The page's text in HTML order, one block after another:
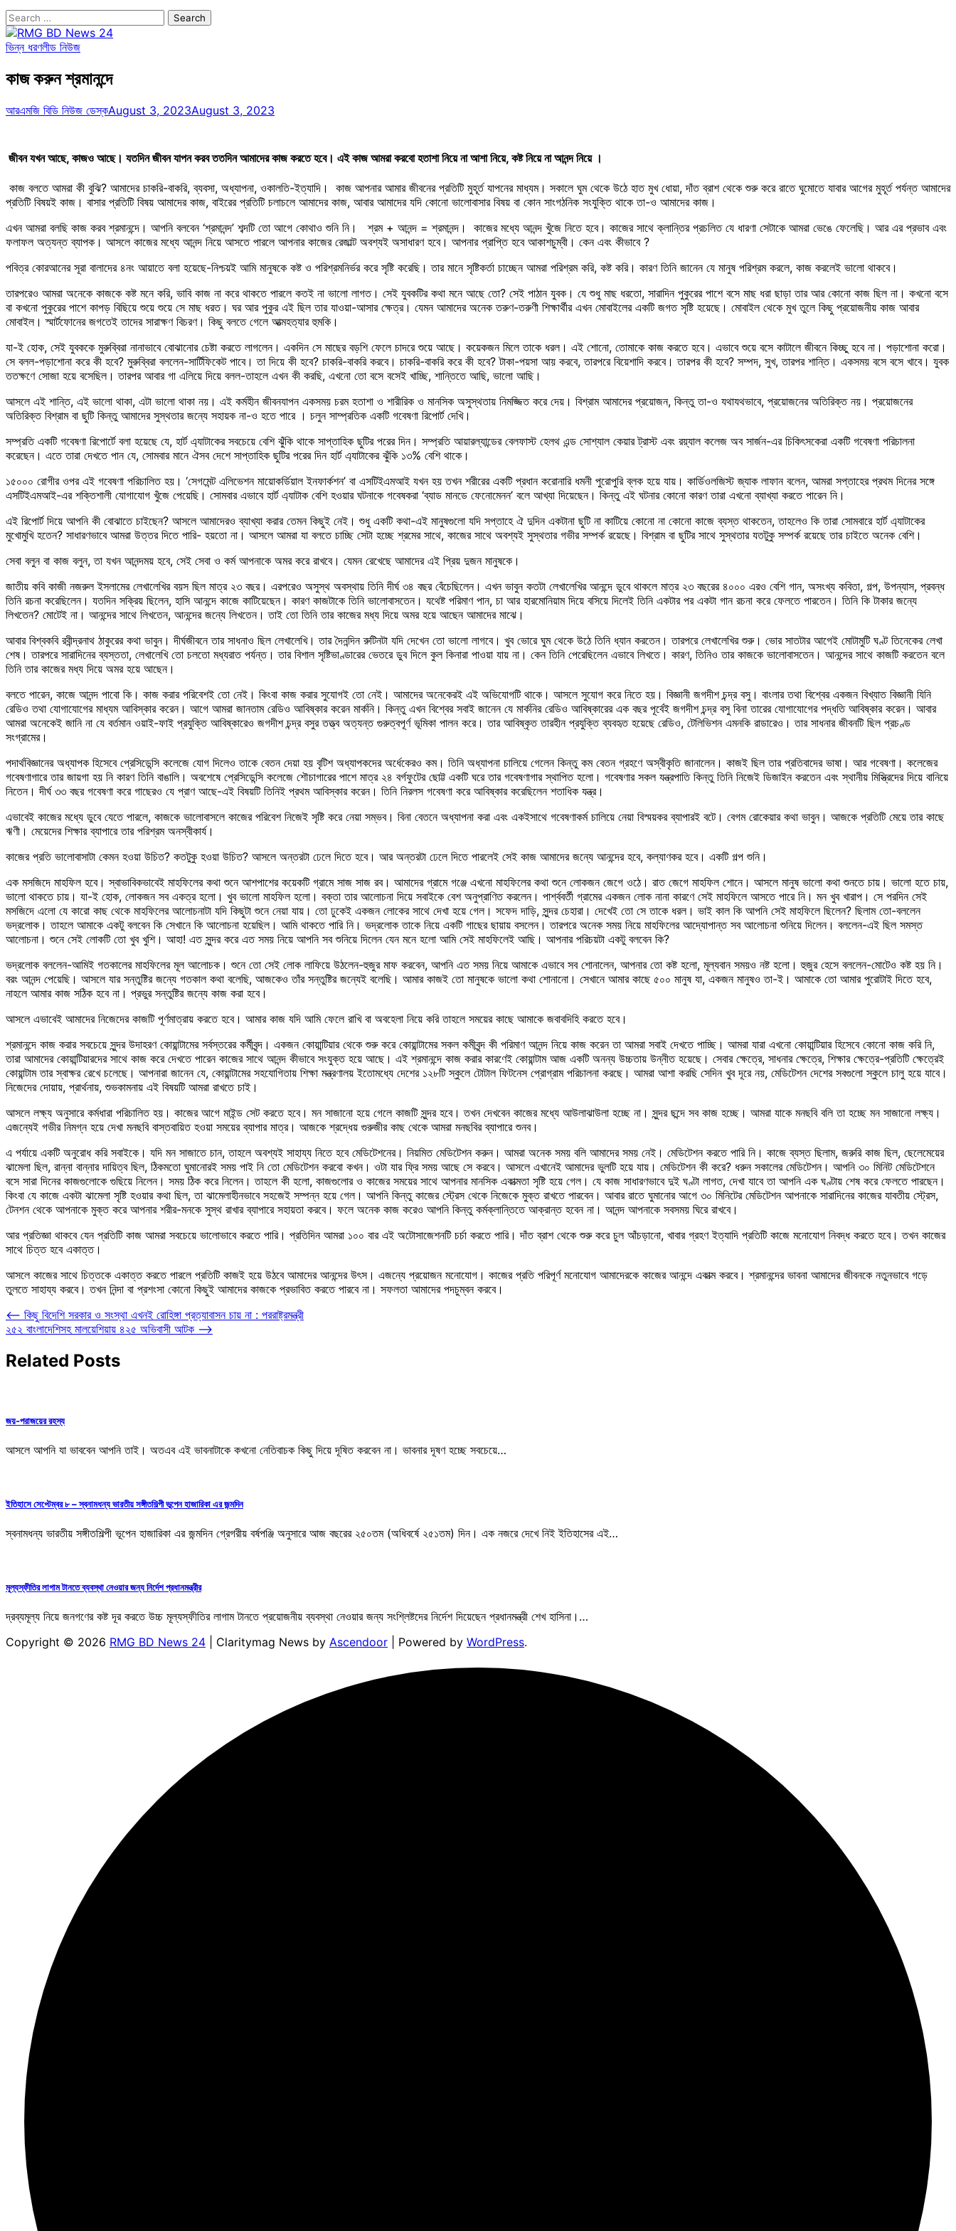
Search
for:
ভিন্ন ধরণলীড নিউজ
কাজ করুন শ্রমানন্দে
আরএমজি বিডি নিউজ ডেস্কAugust 3, 2023August 3, 2023
জীবন যখন আছে, কাজও আছে। যতদিন জীবন যাপন করব ততদিন আমাদের কাজ করতে হবে। এই কাজ আমরা করবো হতাশা নিয়ে না আশা নিয়ে, কষ্ট নিয়ে না আনন্দ নিয়ে ।
কাজ বলতে আমরা কী বুঝি? আমাদের চাকরি-বাকরি, ব্যবসা, অধ্যাপনা, ওকালতি-ইত্যাদি। কাজ আপনার আমার জীবনের প্রতিটি মুহূর্ত যাপনের মাধ্যম। সকালে ঘুম থেকে উঠে হাত মুখ ধোয়া, দাঁত ব্রাশ থেকে শুরু করে রাতে ঘুমোতে যাবার আগের মুহূর্ত পর্যন্ত আমাদের
প্রতিটি বিষয়ই কাজ। বাসার প্রতিটি বিষয় আমাদের কাজ, বাইরের প্রতিটি চলাচলে আমাদের কাজ, আবার আমাদের যদি কোনো ভালোবাসার বিষয় বা কোন সাংগঠনিক সংযুক্তি থাকে তা-ও আমাদের কাজ।
এখন আমরা বলছি কাজ করব শ্রমানন্দে। আপনি বলবেন ‘শ্রমানন্দ’ শব্দটি তো আগে কোথাও শুনি নি। শ্রম + আনন্দ = শ্রমানন্দ। কাজের মধ্যে আনন্দ খুঁজে নিতে হবে। কাজের সাথে ক্লান্তির প্রচলিত যে ধারণা সেটাকে আমরা ভেঙে ফেলেছি। আর এর প্রভাব এবং
ফলাফল অত্যন্ত ব্যাপক। আসলে কাজের মধ্যে আনন্দ নিয়ে আসতে পারলে আপনার কাজের রেজাল্ট অবশ্যই অসাধারণ হবে। আপনার প্রাপ্তি হবে আকাশচুম্বী। কেন এবং কীভাবে ?
পবিত্র কোরআনের সূরা বালাদের ৪নং আয়াতে বলা হয়েছে-নিশ্চয়ই আমি মানুষকে কষ্ট ও পরিশ্রমনির্ভর করে সৃষ্টি করেছি। তার মানে সৃষ্টিকর্তা চাচ্ছেন আমরা পরিশ্রম করি, কষ্ট করি। কারণ তিনি জানেন যে মানুষ পরিশ্রম করলে, কাজ করলেই ভালো থাকবে।
তারপরেও আমরা অনেকে কাজকে কষ্ট মনে করি, ভাবি কাজ না করে থাকতে পারলে কতই না ভালো লাগত। সেই যুবকটির কথা মনে আছে তো? সেই পাঠান যুবক। যে শুধু মাছ ধরতো, সারাদিন পুকুরের পাশে বসে মাছ ধরা ছাড়া তার আর কোনো কাজ ছিল না। কখনো বসে
বা কখনো পুকুরের পাশে কাপড় বিছিয়ে শুয়ে শুয়ে সে মাছ ধরত। ঘর আর পুকুর এই ছিল তার যাওয়া-আসার ক্ষেত্র। যেমন আমাদের অনেক তরুণ-তরুণী শিক্ষার্থীর এখন মোবাইলের একটি জগত সৃষ্টি হয়েছে। মোবাইল থেকে মুখ তুলে কিছু প্রয়োজনীয় কাজ আবার
মোবাইল। স্মার্টফোনের জগতেই তাদের সারাক্ষণ বিচরণ। কিছু বলতে গেলে আত্মহত্যার হুমকি।
যা-ই হোক, সেই যুবককে মুরুব্বিরা নানাভাবে বোঝানোর চেষ্টা করতে লাগলেন। একদিন সে মাছের বড়শি ফেলে চাদরে শুয়ে আছে। কয়েকজন মিলে তাকে ধরল। এই শোনো, তোমাকে কাজ করতে হবে। এভাবে শুয়ে বসে কাটালে জীবনে কিচ্ছু হবে না। পড়াশোনা করো।
সে বলল-পড়াশোনা করে কী হবে? মুরুব্বিরা বললেন-সার্টিফিকেট পাবে। তা দিয়ে কী হবে? চাকরি-বাকরি করবে। চাকরি-বাকরি করে কী হবে? টাকা-পয়সা আয় করবে, তারপরে বিয়েশাদি করবে। তারপর কী হবে? সম্পদ, সুখ, তারপর শান্তি। একসময় বসে বসে খাবে। যুবক
ততক্ষণে সোজা হয়ে বসেছিল। তারপর আবার গা এলিয়ে দিয়ে বলল-তাহলে এখন কী করছি, এখনো তো বসে বসেই খাচ্ছি, শান্তিতে আছি, ভালো আছি।
আসলে এই শান্তি, এই ভালো থাকা, এটা ভালো থাকা নয়। এই কর্মহীন জীবনযাপন একসময় চরম হতাশা ও শারীরিক ও মানসিক অসুস্থতায় নিমজ্জিত করে দেয়। বিশ্রাম আমাদের প্রয়োজন, কিন্তু তা-ও যথাযথভাবে, প্রয়োজনের অতিরিক্ত নয়। প্রয়োজনের
অতিরিক্ত বিশ্রাম বা ছুটি কিন্তু আমাদের সুস্থতার জন্যে সহায়ক না-ও হতে পারে । চলুন সাম্প্রতিক একটি গবেষণা রিপোর্ট দেখি।
সম্প্রতি একটি গবেষণা রিপোর্টে বলা হয়েছে যে, হার্ট এ্যাটাকের সবচেয়ে বেশি ঝুঁকি থাকে সাপ্তাহিক ছুটির পরের দিন। সম্প্রতি আয়ারল্যান্ডের বেলফাস্ট হেলথ এন্ড সোশ্যাল কেয়ার ট্রাস্ট এবং রয়্যাল কলেজ অব সার্জন-এর চিকিৎসকেরা একটি গবেষণা পরিচালনা
করেছেন। এতে তারা দেখতে পান যে, সোমবার মানে ঐসব দেশে সাপ্তাহিক ছুটির পরের দিন হার্ট এ্যাটাকের ঝুঁকি ১৩% বেশি থাকে।
১৫০০০ রোগীর ওপর এই গবেষণা পরিচালিত হয়। ‘সেগমেন্ট এলিভেশন মায়োকর্ডিয়াল ইনফার্কশন’ বা এসটিইএমআই যখন হয় তখন শরীরের একটি প্রধান করোনারি ধমনী পুরোপুরি ব্লক হয়ে যায়। কার্ডিওলজিস্ট জ্যাক লাফান বলেন, আমরা সপ্তাহের প্রথম দিনের সঙ্গে
এসটিইএমআই-এর শক্তিশালী যোগাযোগ খুঁজে পেয়েছি। সোমবার এভাবে হার্ট এ্যাটাক বেশি হওয়ার ঘটনাকে গবেষকরা ‘ব্যাড মানডে ফেনোমেনন’ বলে আখ্যা দিয়েছেন। কিন্তু এই ঘটনার কোনো কারণ তারা এখনো ব্যাখ্যা করতে পারেন নি।
এই রিপোর্ট দিয়ে আপনি কী বোঝাতে চাইছেন? আসলে আমাদেরও ব্যাখ্যা করার তেমন কিছুই নেই। শুধু একটি কথা-এই মানুষগুলো যদি সপ্তাহে ঐ দুদিন একটানা ছুটি না কাটিয়ে কোনো না কোনো কাজে ব্যস্ত থাকতেন, তাহলেও কি তারা সোমবারে হার্ট এ্যাটাকের
মুখোমুখি হতেন? সাধারণভাবে আমরা উত্তর দিতে পারি- হয়তো না। আসলে আমরা যা বলতে চাচ্ছি সেটা হচ্ছে শ্রমের সাথে, কাজের সাথে অবশ্যই সুস্থতার গভীর সম্পর্ক রয়েছে। বিশ্রাম বা ছুটির সাথে সুস্থতার যতটুকু সম্পর্ক রয়েছে তার চাইতে অনেক বেশি।
সেবা বলুন বা কাজ বলুন, তা যখন আনন্দময় হবে, সেই সেবা ও কর্ম আপনাকে অমর করে রাখবে। যেমন রেখেছে আমাদের এই প্রিয় দুজন মানুষকে।
জাতীয় কবি কাজী নজরুল ইসলামের লেখালেখির বয়স ছিল মাত্র ২৩ বছর। এরপরেও অসুস্থ অবস্থায় তিনি দীর্ঘ ৩৪ বছর বেঁচেছিলেন। এখন ভাবুন কতটা লেখালেখির আনন্দে ডুবে থাকলে মাত্র ২৩ বছরের ৪০০০ এরও বেশি গান, অসংখ্য কবিতা, গল্প, উপন্যাস, প্রবন্ধ
তিনি রচনা করেছিলেন। যতদিন সক্রিয় ছিলেন, হাসি আনন্দে কাজে কাটিয়েছেন। কারণ কাজটাকে তিনি ভালোবাসতেন। যথেষ্ট পরিমাণ পান, চা আর হারমোনিয়াম দিয়ে বসিয়ে দিলেই তিনি একটার পর একটা গান রচনা করে ফেলতে পারতেন। তিনি কি টাকার জন্যে
লিখতেন? মোটেই না। আনন্দের সাথে লিখতেন, আনন্দের জন্যে লিখতেন। তাই তো তিনি তার কাজের মধ্য দিয়ে অমর হয়ে আছেন আমাদের মাঝে।
আবার বিশ্বকবি রবীন্দ্রনাথ ঠাকুরের কথা ভাবুন। দীর্ঘজীবনে তার সাধনাও ছিল লেখালেখি। তার দৈনন্দিন রুটিনটা যদি দেখেন তো ভালো লাগবে। খুব ভোরে ঘুম থেকে উঠে তিনি ধ্যান করতেন। তারপরে লেখালেখির শুরু। ভোর সাতটার আগেই মোটামুটি ঘণ্ট তিনেকের লেখা
শেষ। তারপরে সারাদিনের ব্যস্ততা, লেখালেখি তো চলতো মধ্যরাত পর্যন্ত। তার বিশাল সৃষ্টিভাণ্ডারের ভেতরে ডুব দিলে কুল কিনারা পাওয়া যায় না। কেন তিনি পেরেছিলেন এভাবে লিখতে। কারণ, তিনিও তার কাজকে ভালোবাসতেন। আনন্দের সাথে কাজটি করতেন বলে
তিনি তার কাজের মধ্য দিয়ে অমর হয়ে আছেন।
বলতে পারেন, কাজে আনন্দ পাবো কি। কাজ করার পরিবেশই তো নেই। কিংবা কাজ করার সুযোগই তো নেই। আমাদের অনেকেরই এই অভিযোগটি থাকে। আসলে সুযোগ করে নিতে হয়। বিজ্ঞানী জগদীশ চন্দ্র বসু। বাংলার তথা বিশ্বের একজন বিখ্যাত বিজ্ঞানী যিনি
রেডিও তথা যোগাযোগের মাধ্যম আবিস্কার করেন। আগে আমরা জানতাম রেডিও আবিষ্কার করেন মার্কনি। কিন্তু এখন বিশ্বের সবাই জানেন যে মার্কনির রেডিও আবিষ্কারের এক বছর পূর্বেই জগদীশ চন্দ্র বসু বিনা তারের যোগাযোগের পদ্ধতি আবিষ্কার করেন। আবার
আমরা অনেকেই জানি না যে বর্তমান ওয়াই-ফাই প্রযুক্তি আবিষ্কারেও জগদীশ চন্দ্র বসুর তত্ত্ব অত্যন্ত গুরুত্বপূর্ণ ভূমিকা পালন করে। তার আবিষ্কৃত তারহীন প্রযুক্তি ব্যবহৃত হয়েছে রেডিও, টেলিভিশন এমনকি রাডারেও। তার সাধনার জীবনটি ছিল প্রচণ্ড
সংগ্রামের।
পদার্থবিজ্ঞানের অধ্যাপক হিসেবে প্রেসিডেন্সি কলেজে যোগ দিলেও তাকে বেতন দেয়া হয় বৃটিশ অধ্যাপকদের অর্ধেকেরও কম। তিনি অধ্যাপনা চালিয়ে গেলেন কিন্তু কম বেতন গ্রহণে অস্বীকৃতি জানালেন। কাজই ছিল তার প্রতিবাদের ভাষা। আর গবেষণা। কলেজের
গবেষণাগারে তার জায়গা হয় নি কারণ তিনি বাঙালি। অবশেষে প্রেসিডেন্সি কলেজে শৌচাগারের পাশে মাত্র ২৪ বর্গফুটের ছোট্ট একটি ঘরে তার গবেষণাগার স্থাপিত হলো। গবেষণার সকল যন্ত্রপাতি কিন্তু তিনি নিজেই ডিজাইন করতেন এবং স্থানীয় মিস্ত্রিদের দিয়ে বানিয়ে
নিতেন। দীর্ঘ ৩৩ বছর গবেষণা করে গাছেরও যে প্রাণ আছে-এই বিষয়টি তিনিই প্রথম আবিস্কার করেন। তিনি নিরলস গবেষণা করে আবিষ্কার করেছিলেন শতাধিক যন্ত্র।
এভাবেই কাজের মধ্যে ডুবে যেতে পারলে, কাজকে ভালোবাসলে কাজের পরিবেশ নিজেই সৃষ্টি করে নেয়া সম্ভব। বিনা বেতনে অধ্যাপনা করা এবং একইসাথে গবেষণাকর্ম চালিয়ে নেয়া বিস্ময়কর ব্যাপারই বটে। বেগম রোকেয়ার কথা ভাবুন। আজকে প্রতিটি মেয়ে তার কাছে
ঋণী। মেয়েদের শিক্ষার ব্যাপারে তার পরিশ্রম অনস্বীকার্য।
কাজের প্রতি ভালোবাসাটা কেমন হওয়া উচিত? কতটুকু হওয়া উচিত? আসলে অন্তরটা ঢেলে দিতে হবে। আর অন্তরটা ঢেলে দিতে পারলেই সেই কাজ আমাদের জন্যে আনন্দের হবে, কল্যাণকর হবে। একটি গল্প শুনি।
এক মসজিদে মাহফিল হবে। স্বাভাবিকভাবেই মাহফিলের কথা শুনে আশপাশের কয়েকটি গ্রামে সাজ সাজ রব। আমাদের গ্রামে গঞ্জে এখনো মাহফিলের কথা শুনে লোকজন জেগে ওঠে। রাত জেগে মাহফিল শোনে। আসলে মানুষ ভালো কথা শুনতে চায়। ভালো হতে চায়,
ভালো থাকতে চায়। যা-ই হোক, লোকজন সব একত্র হলো। খুব ভালো মাহফিল হলো। বক্তা তার আলোচনা দিয়ে সবাইকে বেশ অনুপ্রাণিত করলেন। পার্শ্ববর্তী গ্রামের একজন লোক নানা কারণে সেই মাহফিলে আসতে পারে নি। মন খুব খারাপ। সে পরদিন সেই
মসজিদে এলো যে কারো কাছ থেকে মাহফিলের আলোচনাটা যদি কিছুটা শুনে নেয়া যায়। তো ঢুকেই একজন লোকের সাথে দেখা হয়ে গেল। সফেদ দাড়ি, সুন্দর চেহারা। দেখেই তো সে তাকে ধরল। ভাই কাল কি আপনি সেই মাহফিলে ছিলেন? ছিলাম তো-বললেন
ভদ্রলোক। তাহলে আমাকে একটু বলবেন কি সেখানে কি আলোচনা হয়েছিল। আমি থাকতে পারি নি। ভদ্রলোক তাকে নিয়ে একটি গাছের ছায়ায় বসলেন। তারপরে অনেক সময় নিয়ে মাহফিলের আদ্যোপান্ত সব আলোচনা শুনিয়ে দিলেন। বললেন-এই ছিল সমস্ত
আলোচনা। শুনে সেই লোকটি তো খুব খুশি। আহা! এত সুন্দর করে এত সময় নিয়ে আপনি সব শুনিয়ে দিলেন যেন মনে হলো আমি সেই মাহফিলেই আছি। আপনার পরিচয়টা একটু বলবেন কি?
ভদ্রলোক বললেন-আমিই গতকালের মাহফিলের মূল আলোচক। শুনে তো সেই লোক লাফিয়ে উঠলেন-হুজুর মাফ করবেন, আপনি এত সময় নিয়ে আমাকে এভাবে সব শোনালেন, আপনার তো কষ্ট হলো, মূল্যবান সময়ও নষ্ট হলো। হুজুর হেসে বললেন-মোটেও কষ্ট হয় নি।
বরং আনন্দ পেয়েছি। আসলে যার সন্তুষ্টির জন্যে গতকাল কথা বলেছি, আজকেও তাঁর সন্তুষ্টির জন্যেই বলেছি। আমার কাজই তো মানুষকে ভালো কথা শোনানো। সেখানে আমার কাছে ৫০০ মানুষ যা, একজন মানুষও তা-ই। আমাকে তো আমার পুরোটাই দিতে হবে,
নাহলে আমার কাজ সঠিক হবে না। প্রভুর সন্তুষ্টির জন্যে কাজ করা হবে।
আসলে এভাবেই আমাদের নিজেদের কাজটি পূর্ণমাত্রায় করতে হবে। আমার কাজ যদি আমি ফেলে রাখি বা অবহেলা নিয়ে করি তাহলে সময়ের কাছে আমাকে জবাবদিহি করতে হবে।
শ্রমানন্দে কাজ করার সবচেয়ে সুন্দর উদাহরণ কোয়ান্টামের সর্বস্তরের কর্মীবৃন্দ। একজন কোয়ান্টিয়ার থেকে শুরু করে কোয়ান্টামের সকল কমীবৃন্দ কী পরিমাণ আনন্দ নিয়ে কাজ করেন তা আমরা সবাই দেখতে পাচ্ছি। আমরা যারা এখনো কোয়ান্টিয়ার হিসেবে কোনো কাজ করি নি,
তারা আমাদের কোয়ান্টিয়ারদের সাথে কাজ করে দেখতে পারেন কাজের সাথে আনন্দ কীভাবে সংযুক্ত হয়ে আছে। এই শ্রমানন্দে কাজ করার কারণেই কোয়ান্টাম আজ একটি অনন্য উচ্চতায় উন্নীত হয়েছে। সেবার ক্ষেত্রে, সাধনার ক্ষেত্রে, শিক্ষার ক্ষেত্রে-প্রতিটি ক্ষেত্রেই
কোয়ান্টাম তার স্বাক্ষর রেখে চলেছে। আপনারা জানেন যে, কোয়ান্টামের সহযোগিতায় শিক্ষা মন্ত্রণালয় ইতোমধ্যে দেশের ১২৮টি স্কুলে টোটাল ফিটনেস প্রোগ্রাম পরিচালনা করছে। আমরা আশা করছি সেদিন খুব দূরে নয়, মেডিটেশন দেশের সবগুলো স্কুলে চালু হয়ে যাবে।
নিজেদের দোয়ায়, প্রার্থনায়, শুভকামনায় এই বিষয়টি আমরা রাখতে চাই।
আসলে লক্ষ্য অনুসারে কর্মধারা পরিচালিত হয়। কাজের আগে মাইন্ড সেট করতে হবে। মন সাজানো হয়ে গেলে কাজটি সুন্দর হবে। তখন দেখবেন কাজের মধ্যে আউলাঝাউলা হচ্ছে না। সুন্দর ছন্দে সব কাজ হচ্ছে। আমরা যাকে মনছবি বলি তা হচ্ছে মন সাজানো লক্ষ্য।
এজন্যেই গভীর নিমগ্ন হয়ে দেখা মনছবি বাস্তবায়িত হওয়া সময়ের ব্যাপার মাত্র। আজকে শ্রদ্ধেয় গুরুজীর কাছ থেকে আমরা মনছবির ব্যাপারে শুনব।
এ পর্যায়ে একটি অনুরোধ করি সবাইকে। যদি মন সাজাতে চান, তাহলে অবশ্যই সাহায্য নিতে হবে মেডিটেশনের। নিয়মিত মেডিটেশন করুন। আমরা অনেক সময় বলি আমাদের সময় নেই। মেডিটেশন করতে পারি নি। কাজে ব্যস্ত ছিলাম, জরুরি কাজ ছিল, ছেলেমেয়ের
ঝামেলা ছিল, রান্না বান্নার দায়িত্ব ছিল, ঠিকমতো ঘুমানোরই সময় পাই নি তো মেডিটেশন করবো কখন। ওটা যার ফ্রি সময় আছে সে করবে। আসলে এখানেই আমাদের ভুলটি হয়ে যায়। মেডিটেশন কী করে? ধরুন সকালের মেডিটেশন। আপনি ৩০ মিনিট মেডিটেশনে
বসে সারা দিনের কাজগুলোকে গুছিয়ে নিলেন। সময় ঠিক করে নিলেন। তাহলে কী হলো, কাজগুলোর ও কাজের সময়ের সাথে আপনার মানসিক একাত্মতা সৃষ্টি হয়ে গেল। যে কাজ সাধারণভাবে দুই ঘণ্টা লাগত, দেখা যাবে তা আপনি এক ঘণ্টায় শেষ করে ফেলতে পারছেন।
কিংবা যে কাজে একটা ঝামেলা সৃষ্টি হওয়ার কথা ছিল, তা ঝামেলাহীনভাবে সহজেই সম্পন্ন হয়ে গেল। আপনি কিন্তু কাজের স্ট্রেস থেকে নিজেকে মুক্ত রাখতে পারবেন। আবার রাতে ঘুমানোর আগে ৩০ মিনিটের মেডিটেশন আপনাকে সারাদিনের কাজের যাবতীয় স্ট্রেস,
টেনশন থেকে আপনাকে মুক্ত করে আপনার শরীর-মনকে সুস্থ রাখার ব্যাপারে সহায়তা করবে। ফলে অনেক কাজ করেও আপনি কিন্তু কর্মক্লান্তিতে আক্রান্ত হবেন না। আনন্দ আপনাকে সবসময় ঘিরে রাখবে।
আর প্রতিজ্ঞা থাকবে যেন প্রতিটি কাজ আমরা সবচেয়ে ভালোভাবে করতে পারি। প্রতিদিন আমরা ১০০ বার এই অটোসাজেশনটি চর্চা করতে পারি। দাঁত ব্রাশ থেকে শুরু করে চুল আঁচড়ানো, খাবার গ্রহণ ইত্যাদি প্রতিটি কাজে মনোযোগ নিবদ্ধ করতে হবে। তখন কাজের
সাথে চিত্ত হবে একাত্ত।
আসলে কাজের সাথে চিত্তকে একাত্ত করতে পারলে প্রতিটি কাজই হয়ে উঠবে আমাদের আনন্দের উৎস। এজন্যে প্রয়োজন মনোযোগ। কাজের প্রতি পরিপূর্ণ মনোযোগ আমাদেরকে কাজের আনন্দে একাত্ম করবে। শ্রমানন্দের ভাবনা আমাদের জীবনকে নতুনভাবে গড়ে
তুলতে সাহায্য করবে। তখন নিন্দা বা প্রশংসা কোনো কিছুই আমাদের কাজকে প্রভাবিত করতে পারবে না। সফলতা আমাদের পদচুম্বন করবে।
Post
navigation
⟵ কিছু বিদেশি সরকার ও সংস্থা এখনই রোহিঙ্গা প্রত্যাবাসন চায় না : পররাষ্ট্রমন্ত্রী
২৫২ বাংলাদেশিসহ মালয়েশিয়ায় ৪২৫ অভিবাসী আটক ⟶
Related Posts
জয়-পরাজয়ের রহস্য
আসলে আপনি যা ভাববেন আপনি তাই। অতএব এই ভাবনাটাকে কখনো নেতিবাচক কিছু দিয়ে দূষিত করবেন না। ভাবনার দূষণ হচ্ছে সবচেয়ে…
ইতিহাসে সেপ্টেম্বর ৮ – স্বনামধন্য ভারতীয় সঙ্গীতশিল্পী ভূপেন হাজারিকা এর জন্মদিন
স্বনামধন্য ভারতীয় সঙ্গীতশিল্পী ভূপেন হাজারিকা এর জন্মদিন গ্রেগরীয় বর্ষপঞ্জি অনুসারে আজ বছরের ২৫০তম (অধিবর্ষে ২৫১তম) দিন। এক নজরে দেখে নিই ইতিহাসের এই…
মূল্যস্ফীতির লাগাম টানতে ব্যবস্থা নেওয়ার জন্য নির্দেশ প্রধানমন্ত্রীর
দ্রব্যমূল্য নিয়ে জনগণের কষ্ট দূর করতে উচ্চ মূল্যস্ফীতির লাগাম টানতে প্রয়োজনীয় ব্যবস্থা নেওয়ার জন্য সংশ্লিষ্টদের নির্দেশ দিয়েছেন প্রধানমন্ত্রী শেখ হাসিনা।…
Copyright © 2026 RMG BD News 24 | Claritymag News by Ascendoor | Powered by WordPress.